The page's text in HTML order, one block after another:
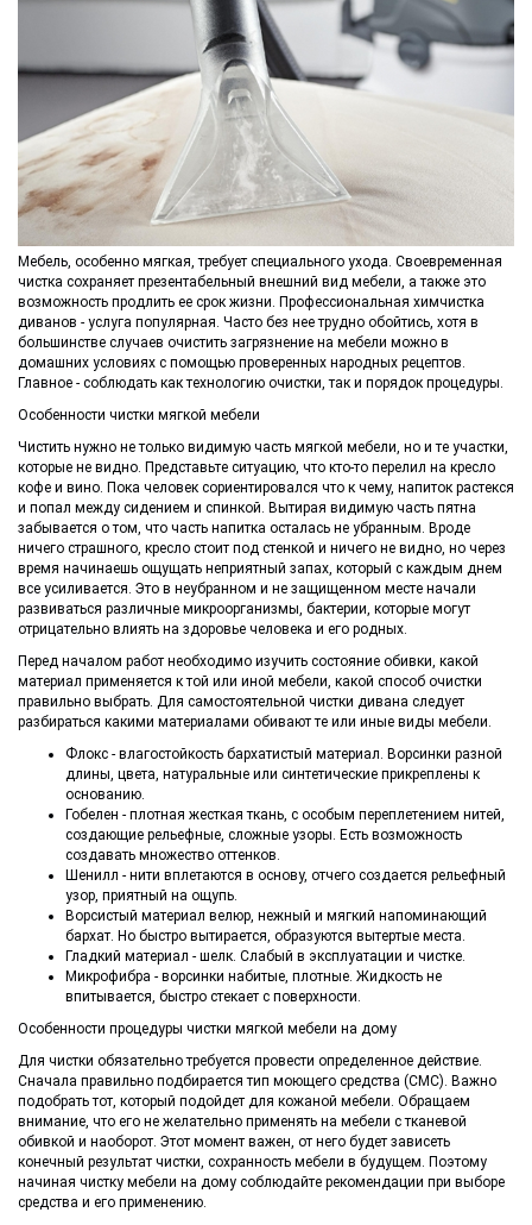
Мебель, особенно мягкая, требует специального ухода. Своевременная
чистка сохраняет презентабельный внешний вид мебели, а также это
возможность продлить ее срок жизни. Профессиональная химчистка
диванов - услуга популярная. Часто без нее трудно обойтись, хотя в
большинстве случаев очистить загрязнение на мебели можно в
домашних условиях с помощью проверенных народных рецептов.
Главное - соблюдать как технологию очистки, так и порядок процедуры.
Особенности чистки мягкой мебели
Чистить нужно не только видимую часть мягкой мебели, но и те участки,
которые не видно. Представьте ситуацию, что кто-то перелил на кресло
кофе и вино. Пока человек сориентировался что к чему, напиток растекся
и попал между сидением и спинкой. Вытирая видимую часть пятна
забывается о том, что часть напитка осталась не убранным. Вроде
ничего страшного, кресло стоит под стенкой и ничего не видно, но через
время начинаешь ощущать неприятный запах, который с каждым днем
все усиливается. Это в неубранном и не защищенном месте начали
развиваться различные микроорганизмы, бактерии, которые могут
отрицательно влиять на здоровье человека и его родных.
Перед началом работ необходимо изучить состояние обивки, какой
материал применяется к той или иной мебели, какой способ очистки
правильно выбрать. Для самостоятельной чистки дивана следует
разбираться какими материалами обивают те или иные виды мебели.
Флокс - влагостойкость бархатистый материал. Ворсинки разной
длины, цвета, натуральные или синтетические прикреплены к
основанию.
Гобелен - плотная жесткая ткань, с особым переплетением нитей,
создающие рельефные, сложные узоры. Есть возможность
создавать множество оттенков.
Шенилл - нити вплетаются в основу, отчего создается рельефный
узор, приятный на ощупь.
Ворсистый материал велюр, нежный и мягкий напоминающий
бархат. Но быстро вытирается, образуются вытертые места.
Гладкий материал - шелк. Слабый в эксплуатации и чистке.
Микрофибра - ворсинки набитые, плотные. Жидкость не
впитывается, быстро стекает с поверхности.
Особенности процедуры чистки мягкой мебели на дому
Для чистки обязательно требуется провести определенное действие.
Сначала правильно подбирается тип моющего средства (СМС). Важно
подобрать тот, который подойдет для кожаной мебели. Обращаем
внимание, что его не желательно применять на мебели с тканевой
обивкой и наоборот. Этот момент важен, от него будет зависеть
конечный результат чистки, сохранность мебели в будущем. Поэтому
начиная чистку мебели на дому соблюдайте рекомендации при выборе
средства и его применению.